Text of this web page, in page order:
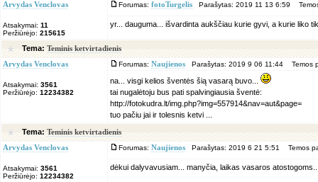
Arvydas Venclovas
Atsakymai: 11
Peržiūrėjo: 215615
Forumas: fotoTurgelis Parašytas: 2019 11 13 6:59
yr... dauguma... išvardinta aukščiau kurie gyvi, a kurie liko
Tema: Teminis ketvirtadienis
Arvydas Venclovas
Atsakymai: 3561
Peržiūrėjo: 12234382
Forumas: Naujienos Parašytas: 2019 9 06 11:44 Temos
na... visgi kelios šventės šią vasarą buvo...
tai nugalėtoju bus pati spalvingiausia šventė:
http://fotokudra.lt/img.php?img=557914&nav=aut&page=
tuo pačiu jai ir tolesnis ketvi ...
Tema: Teminis ketvirtadienis
Arvydas Venclovas
Atsakymai: 3561
Peržiūrėjo: 12234382
Forumas: Naujienos Parašytas: 2019 6 21 5:51 Temos
dėkui dalyvavusiam... manyčia, laikas vasaros